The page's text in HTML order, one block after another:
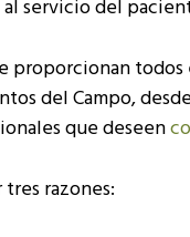
servicio del
proporcionan
del Campo,
que deseen
razones: